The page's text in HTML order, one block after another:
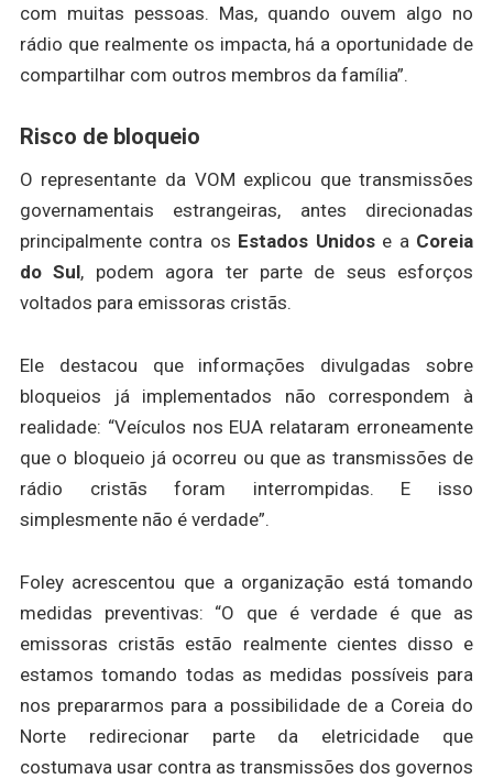
com muitas pessoas. Mas, quando ouvem algo no
rádio que realmente os impacta, há a oportunidade de
compartilhar com outros membros da família”.
Risco de bloqueio
O representante da VOM explicou que transmissões
governamentais estrangeiras, antes direcionadas
principalmente contra os Estados Unidose a Coreia
do Sul, podem agora ter parte de seus esforços
voltados para emissoras cristãs.
Ele destacou que informações divulgadas sobre
bloqueios já implementados não correspondem à
realidade: “Veículos nos EUA relataram erroneamente
que o bloqueio já ocorreu ou que as transmissões de
rádio cristãs foram interrompidas. E isso
simplesmente não é verdade”.
Foley acrescentou que a organização está tomando
medidas preventivas: “O que é verdade é que as
emissoras cristãs estão realmente cientes disso e
estamos tomando todas as medidas possíveis para
nos prepararmos para a possibilidade de a Coreia do
Norte redirecionar parte da eletricidade que
costumava usar contra as transmissões dos governos